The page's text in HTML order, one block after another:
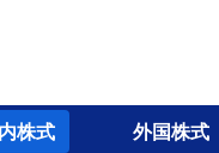
株式 外国株式